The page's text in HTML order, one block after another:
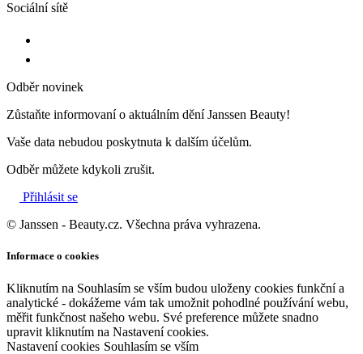
Sociální sítě
Odběr novinek
Zůstaňte informovaní o aktuálním dění Janssen Beauty!
Vaše data nebudou poskytnuta k dalším účelům.
Odběr můžete kdykoli zrušit.
Přihlásit se
© Janssen - Beauty.cz. Všechna práva vyhrazena.
Informace o cookies
Kliknutím na Souhlasím se vším budou uloženy cookies funkční a
analytické - dokážeme vám tak umožnit pohodlné používání webu,
měřit funkčnost našeho webu. Své preference můžete snadno
upravit kliknutím na Nastavení cookies.
Nastavení cookies Souhlasím se vším